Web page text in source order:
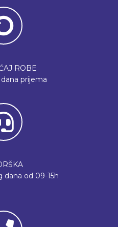
ROBE
prijema
dana od 09-15h